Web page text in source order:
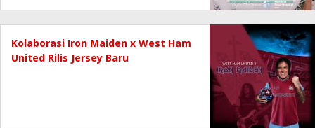
Kolaborasi Iron Maiden x West Ham
United Rilis Jersey Baru